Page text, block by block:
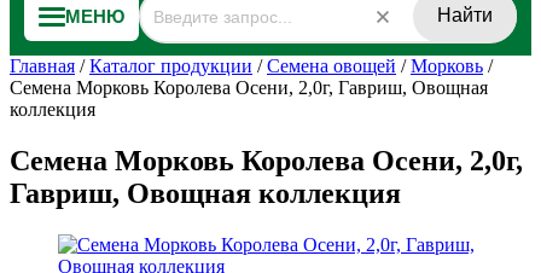
МЕНЮ Найти
Главная /Каталог продукции /Семена овощей /Морковь /
Семена Морковь Королева Осени, 2,0г, Гавриш, Овощная
коллекция
Семена Морковь Королева Осени, 2,0г,
Гавриш, Овощная коллекция